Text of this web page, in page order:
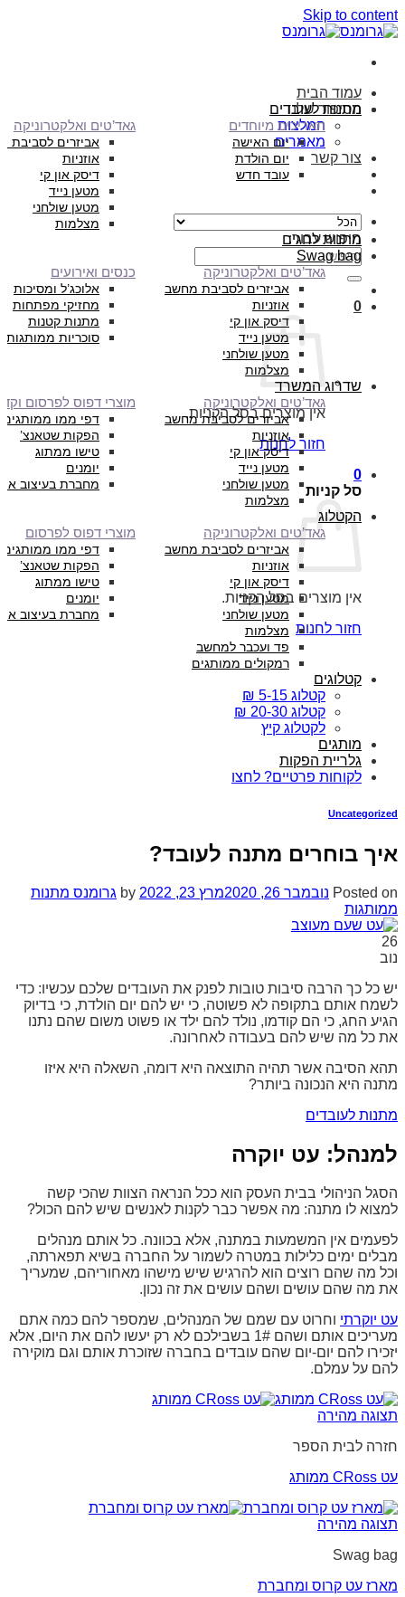
Skip to content
עמוד הבית
הסיפור שלנו
המלצות
מאמרים
צור קשר
חיפוש עבור:
0
אין מוצרים בסל הקניות.
חזור לחנות
0
סל קניות
אין מוצרים בסל הקניות.
חזור לחנות
מתנות לעובדים
תאריכים מיוחדים
יום האישה
יום הולדת
עובד חדש
גאד’טים ואלקטרוניקה
אביזרים לסביבת
אוזניות
דיסק און קי
מטען נייד
מטען שולחני
מצלמות
מתנות לחגים
Swag bag
גאד’טים ואלקטרוניקה
אביזרים לסביבת מחשב
אוזניות
דיסק און קי
מטען נייד
מטען שולחני
מצלמות
כנסים ואירועים
אלוכג’ל ומסיכות
מחזיקי מפתחות
מתנות קטנות
סוכריות ממותגות
שדרוג המשרד
גאד’טים ואלקטרוניקה
אביזרים לסביבת מחשב
אוזניות
דיסק און קי
מטען נייד
מטען שולחני
מצלמות
מוצרי דפוס לפרסום
דפי ממו ממותגים
הפקות שטאנצ’
טישו ממתוג
יומנים
מחברת בעיצוב
הקטלוג
גאד’טים ואלקטרוניקה
אביזרים לסביבת מחשב
אוזניות
דיסק און קי
מטען נייד
מטען שולחני
מצלמות
פד ועכבר למחשב
רמקולים ממותגים
מוצרי דפוס לפרסום
דפי ממו ממותגים
הפקות שטאנצ’
טישו ממתוג
יומנים
מחברת בעיצוב
קטלוגים
קטלוג 5-15 ₪
קטלוג 20-30 ₪
לקטלוג קיץ
מותגים
גלריית הפקות
לקוחות פרטיים? לחצו
Uncategorized
איך בוחרים מתנה לעובד?
Posted on נובמבר 26, 2020 מרץ 23, 2022 by גרומנס מתנות
ממותגות
26
נוב
יש כל כך הרבה סיבות טובות לפנק את העובדים שלכם עכשיו: כדי
לשמח אותם בתקופה לא פשוטה, כי יש להם יום הולדת, כי בדיוק
הגיע החג, כי הם קודמו, נולד להם ילד או פשוט משום שהם נתנו
את כל מה שיש להם בעבודה לאחרונה.
תהא הסיבה אשר תהיה התוצאה היא דומה, השאלה היא איזו
מתנה היא הנכונה ביותר?
מתנות לעובדים
למנהל: עט יוקרה
הסגל הניהולי בבית העסק הוא ככל הנראה הצוות שהכי קשה
למצוא לו מתנה: מה אפשר כבר לקנות לאנשים שיש להם הכול?
לפעמים אין המשמעות במתנה, אלא בכוונה. כל אותם מנהלים
מבלים ימים כלילות במטרה לשמור על החברה בשיא תפארתה,
וכל מה שהם רוצים הוא להרגיש שיש מישהו מאחוריהם, שמעריך
את מה שהם עושים ושהם עושים את זה נכון.
עט יוקרתי וחרוט עם שמם של המנהלים, שמספר להם כמה אתם
מעריכים אותם ושהם 1# בשבילכם לא רק יעשו להם את היום, אלא
יזכירו להם יום-יום שהם עובדים בחברה שזוכרת אותם וגם מוקירה
להם על עמלם.
תצוגה מהירה
חזרה לבית הספר
עט CRoss ממותג
תצוגה מהירה
Swag bag
מארז עט קרוס ומחברת